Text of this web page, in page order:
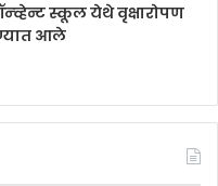
स्कूल येथे वृक्षारोपण
आले